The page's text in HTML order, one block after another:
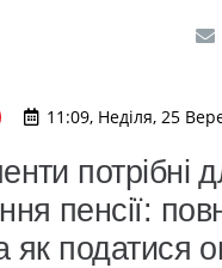
11:09, Неділя, 25
потрібні
пенсії:
як податися